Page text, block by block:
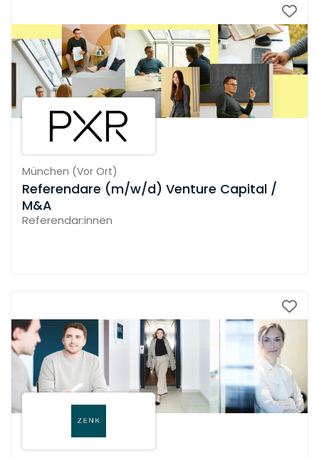
München (Vor Ort)
Referendare (m/w/d) Venture Capital /
M&A
Referendar:innen